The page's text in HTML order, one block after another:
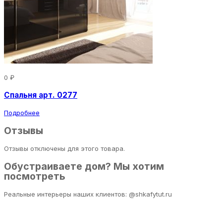
0 ₽
Спальня арт. 0277
Подробнее
Отзывы
Отзывы отключены для этого товара.
Обустраиваете дом? Мы хотим
посмотреть
Реальные интерьеры наших клиентов: @shkafytut.ru